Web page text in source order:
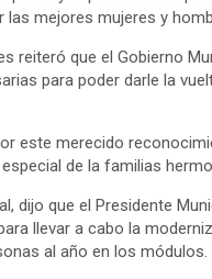
mejores mujeres y
reiteró que el Gobierno
para poder darle la
este merecido
de la familias
dijo que el Presidente
llevar a cabo la
al año en los módulos.